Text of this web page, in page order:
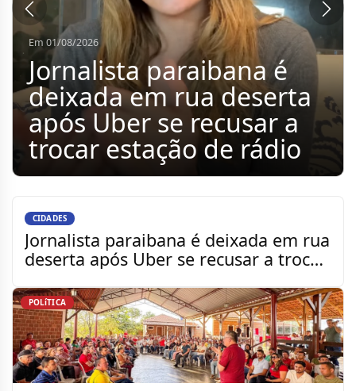
CIDADES
Jornalista paraibana é deixada em rua
deserta após Uber se recusar a trocar
POLíTICA
Vereadores representam
a Câmara de Sumé em
assinatura de contrato
para construção do
Portal de Entrada do
município